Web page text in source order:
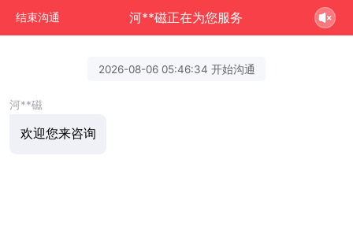
结束沟通 河**磁正在为您服务
2026-08-06 05:46:34 开始沟通
河**磁
欢迎您来咨询